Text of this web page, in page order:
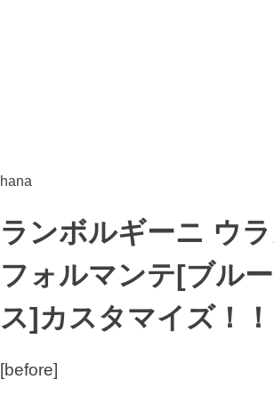
hana
ランボルギーニ ウ
フォルマンテ[ブル
ス]カスタマイズ
[before]